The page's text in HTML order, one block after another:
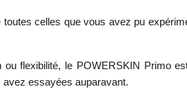
celles que vous avez pu
flexibilité, le POWERSKIN Primo
essayées auparavant.